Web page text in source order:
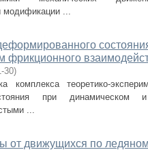
модификации ...
фрикционного
30)
комплекса теоретико-
при динамическом
...
от движущихся по